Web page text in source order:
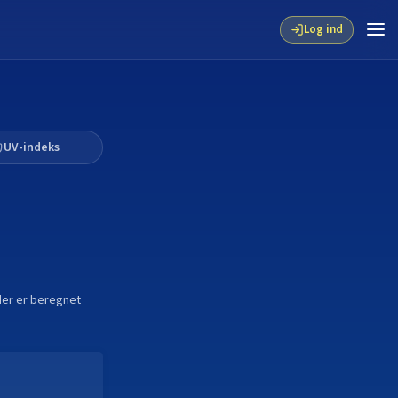
Log ind
UV-indeks
er beregnet